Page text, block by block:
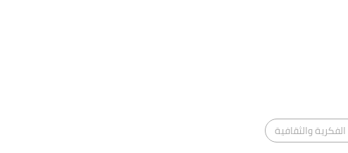
والثقافية